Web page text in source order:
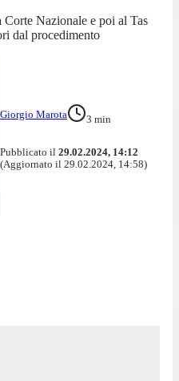
Nazionale e poi al Tas
dal procedimento
Giorgio Marota 3 min
Pubblicato il 29.02.2024, 14:12
(Aggiornato il 29.02.2024, 14:58)